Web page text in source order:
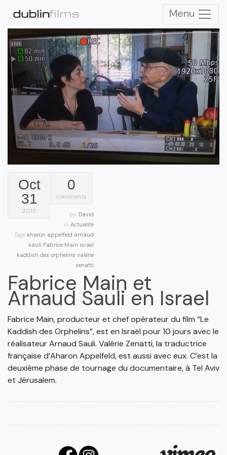
Menu
Oct
31
2013
0
comments
by David
in Actualité
Tags aharon appelfeld arnaud
sauli Fabrice Main israel
kaddish des orphelins valérie
zenatti
Fabrice Main et
Arnaud Sauli en Israel
Fabrice Main, producteur et chef opérateur du film “Le
Kaddish des Orphelins”, est en Israël pour 10 jours avec le
réalisateur Arnaud Sauli. Valérie Zenatti, la traductrice
française d’Aharon Appelfeld, est aussi avec eux. C’est la
deuxième phase de tournage du documentaire, à Tel Aviv
et Jérusalem.